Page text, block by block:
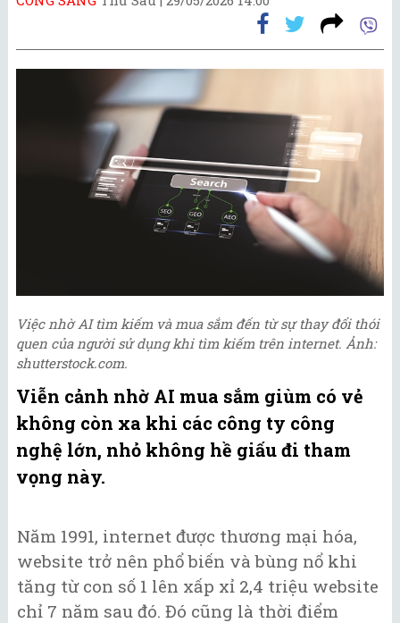
Việc nhờ AI tìm kiếm và mua sắm đến từ sự thay đổi thói
quen của người sử dụng khi tìm kiếm trên internet. Ảnh:
shutterstock.com.
Viễn cảnh nhờ AI mua sắm giùm có vẻ
không còn xa khi các công ty công
nghệ lớn, nhỏ không hề giấu đi tham
vọng này.
Năm 1991, internet được thương mại hóa,
website trở nên phổ biến và bùng nổ khi
tăng từ con số 1 lên xấp xỉ 2,4 triệu website
chỉ 7 năm sau đó. Đó cũng là thời điểm